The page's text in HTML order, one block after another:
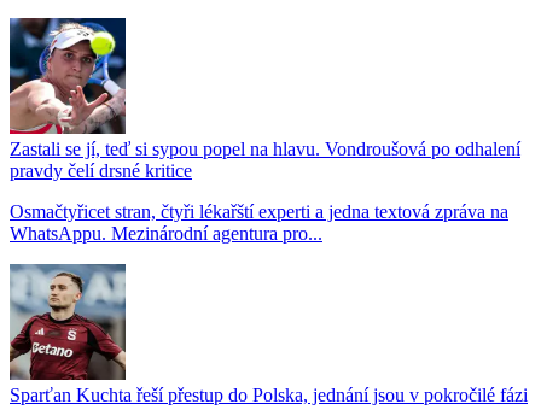
Zastali se jí, teď si sypou popel na hlavu. Vondroušová po odhalení
pravdy čelí drsné kritice
Osmačtyřicet stran, čtyři lékařští experti a jedna textová zpráva na
WhatsAppu. Mezinárodní agentura pro...
Sparťan Kuchta řeší přestup do Polska, jednání jsou v pokročilé fázi